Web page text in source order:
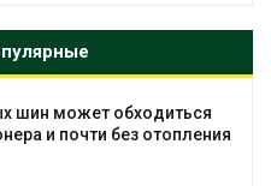
шин может обходиться
и почти без отопления